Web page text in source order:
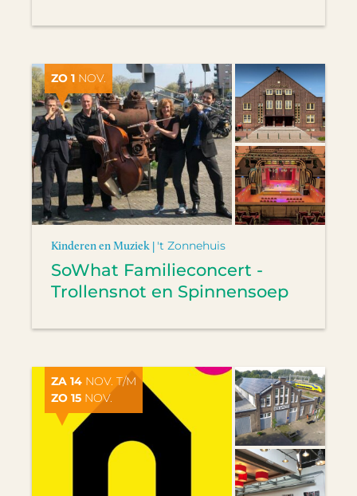
ZO 1 NOV.
Kinderen en Muziek | 't Zonnehuis
SoWhat Familieconcert -
Trollensnot en Spinnensoep
ZA 14 NOV. T/M
ZO 15 NOV.